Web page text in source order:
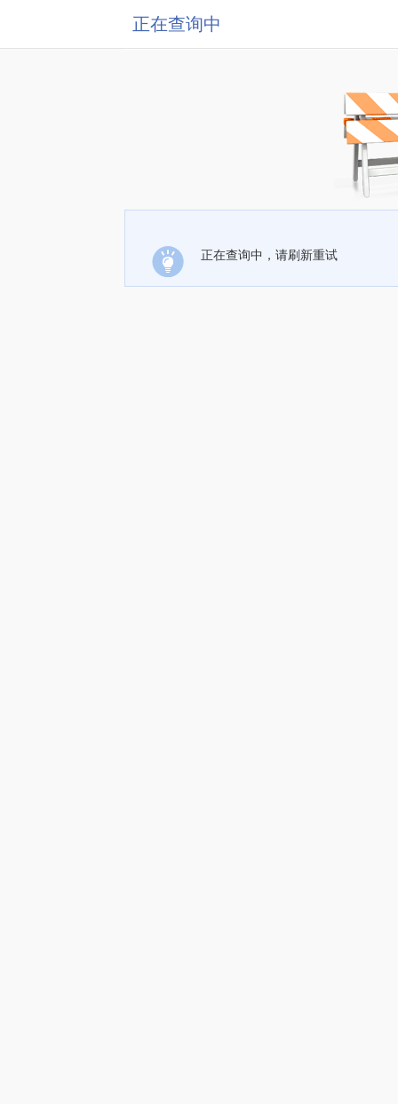
正在查询中
正在查询中，请刷新重试